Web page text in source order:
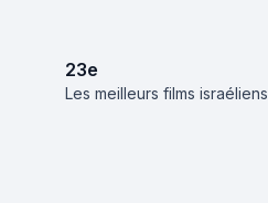
23e
Les meilleurs films israéliens